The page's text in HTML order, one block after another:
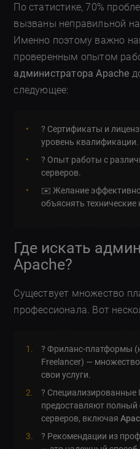
По статистике, 70%
вызваны неправильной
Именно поэтому важно
проверенным опытом
администратора Apache
следующее:
? Сертификаты и
уровень квалификации.
? Опыт работы с
серверов.
✉️ Желание
объяснять
Где искать
Apache?
Существует множество
профессионала. Вот
? Фриланс-платформы
Freelancer) —
свои услуги.
? Специализированные
предоставляют полный
серверов, включая
? Рекомендации из